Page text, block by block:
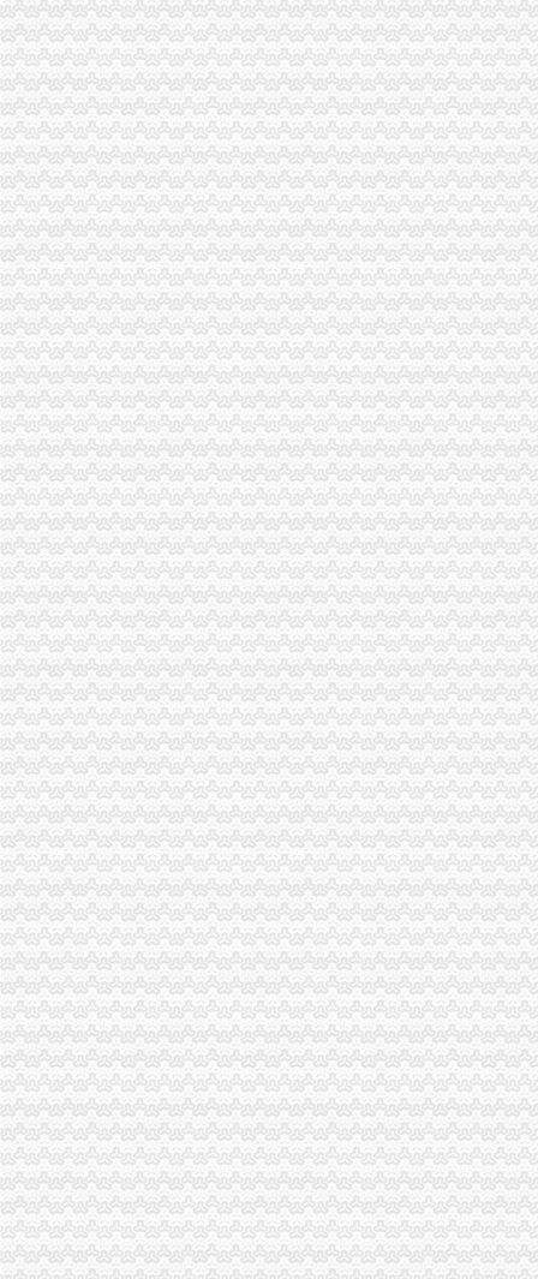
汽车继承过户流程是什么,需要什么手续？--在线法律咨询|律师365(
重庆市司法局关于2016年国家司法公告-司法-吧
重庆海关
重庆海关查获上亿元跨中越边境冻品大案
2012国家公务员面试公告：重庆海关_华图网校
重庆海关：推进渝新欧国际邮包运输方便市民海淘-房产新闻-重庆搜狐
2016国考重庆海关拟录公示-公务员复习辅导-文都网校
重庆海关如何_公务员_天涯论坛_天涯社区
九龙坡区海关
【重庆手机公司黄页_重庆手机厂家大全】_顺企网
韵达快递从重庆沙坪坝区到广东深圳市2.00千克（公斤）运费为16.00
印_九龙坡手机报第1716期_全搜九龙坡网
21日起市出入境周末也可办证了-搜狐滚动
重庆餐饮美食-重庆九龙坡区宋记烤鸭（兴胜路店）店铺-宋记烤鸭（兴